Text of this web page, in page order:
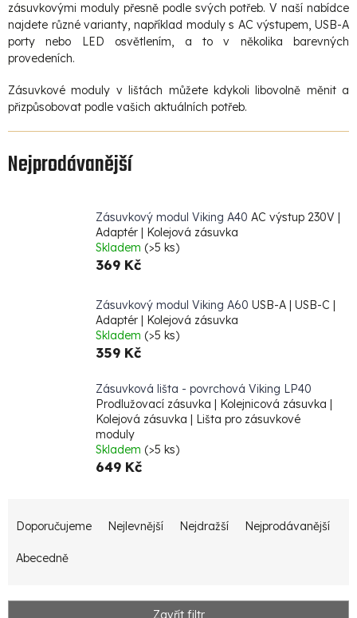
zásuvkovými moduly přesně podle svých potřeb. V naší nabídce
najdete různé varianty, například moduly s AC výstupem, USB-A
porty nebo LED osvětlením, a to v několika barevných
provedeních.
Zásuvkové moduly v lištách můžete kdykoli libovolně měnit a
přizpůsobovat podle vašich aktuálních potřeb.
Nejprodávanější
Zásuvkový modul Viking A40 AC výstup 230V |
Adaptér | Kolejová zásuvka
Skladem (>5 ks)
369 Kč
Zásuvkový modul Viking A60 USB-A | USB-C |
Adaptér | Kolejová zásuvka
Skladem (>5 ks)
359 Kč
Zásuvková lišta - povrchová Viking LP40
Prodlužovací zásuvka | Kolejnicová zásuvka |
Kolejová zásuvka | Lišta pro zásuvkové
moduly
Skladem (>5 ks)
649 Kč
Doporučujeme Nejlevnější Nejdražší Nejprodávanější
Abecedně
Zavřít filtr